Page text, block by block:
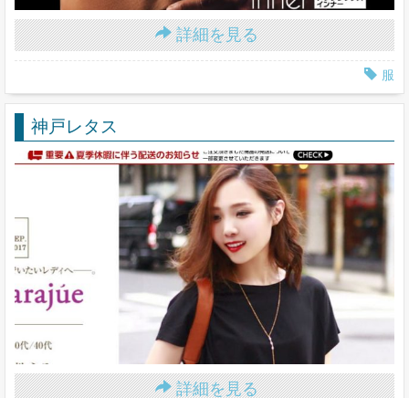
詳細を見る
服
神戸レタス
詳細を見る